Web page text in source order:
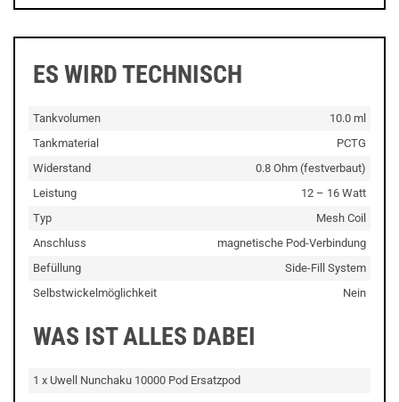
ES WIRD TECHNISCH
Tankvolumen
10.0 ml
Tankmaterial
PCTG
Widerstand
0.8 Ohm (festverbaut)
Leistung
12 – 16 Watt
Typ
Mesh Coil
Anschluss
magnetische Pod-Verbindung
Befüllung
Side-Fill System
Selbstwickelmöglichkeit
Nein
WAS IST ALLES DABEI
1 x Uwell Nunchaku 10000 Pod Ersatzpod